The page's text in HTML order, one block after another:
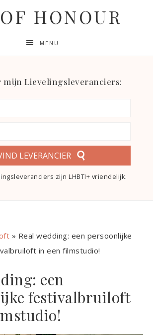
HONOUR
MENU
mijn Lievelingsleveranciers:
LEVERANCIER
zijn LHBTI+ vriendelijk.
» Real wedding: een persoonlijke
in een filmstudio!
een
festivalbruiloft